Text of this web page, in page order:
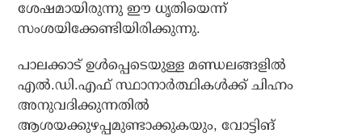
ശേഷമായിരുന്നു ഈ ധൃതിയെന്ന്
സംശയിക്കേണ്ടിയിരിക്കുന്നു.
പാലക്കാട് ഉള്‍പ്പെടെയുള്ള മണ്ഡലങ്ങളില്‍
എല്‍.ഡി.എഫ് സ്ഥാനാര്‍ത്ഥികള്‍ക്ക് ചിഹ്നം
അനുവദിക്കുന്നതില്‍
ആശയക്കുഴപ്പമുണ്ടാക്കുകയും, വോട്ടിങ്